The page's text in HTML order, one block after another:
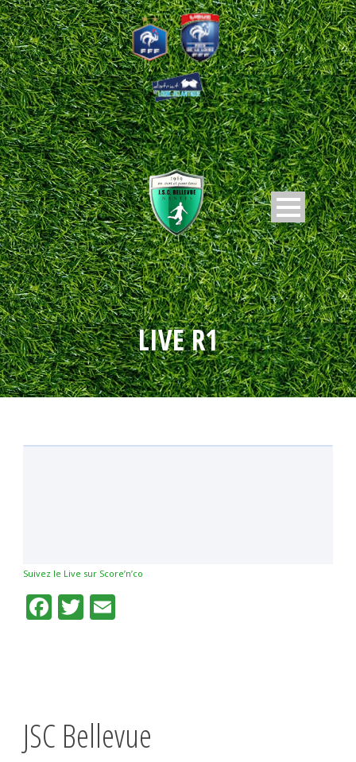
LIVE R1
Suivez le Live sur Score’n’co
Facebook
Twitter
JSC Bellevue